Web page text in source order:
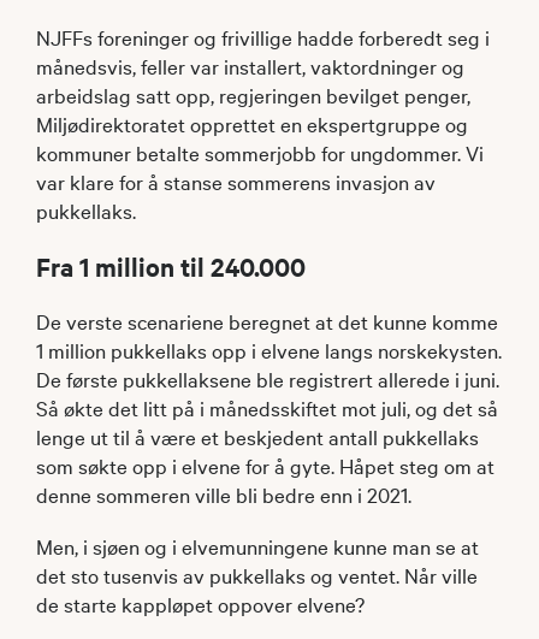
NJFFs foreninger og frivillige hadde forberedt seg i
månedsvis, feller var installert, vaktordninger og
arbeidslag satt opp, regjeringen bevilget penger,
Miljødirektoratet opprettet en ekspertgruppe og
kommuner betalte sommerjobb for ungdommer. Vi
var klare for å stanse sommerens invasjon av
pukkellaks.
Fra 1 million til 240.000
De verste scenariene beregnet at det kunne komme
1 million pukkellaks opp i elvene langs norskekysten.
De første pukkellaksene ble registrert allerede i juni.
Så økte det litt på i månedsskiftet mot juli, og det så
lenge ut til å være et beskjedent antall pukkellaks
som søkte opp i elvene for å gyte. Håpet steg om at
denne sommeren ville bli bedre enn i 2021.
Men, i sjøen og i elvemunningene kunne man se at
det sto tusenvis av pukkellaks og ventet. Når ville
de starte kappløpet oppover elvene?